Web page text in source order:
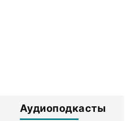
Аудиоподкасты